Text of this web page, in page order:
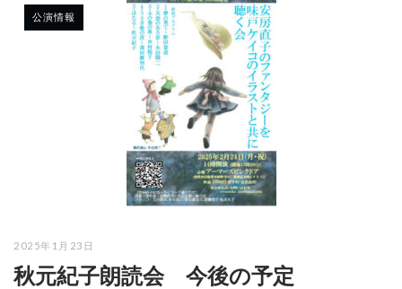
公演情報
2025年1月23日
秋元紀子朗読会 今後の予定